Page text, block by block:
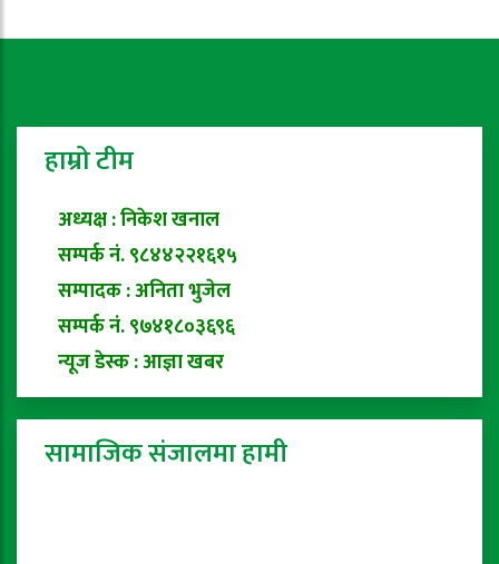
हाम्रो टीम
अध्यक्ष : निकेश खनाल
सम्पर्क नं. ९८४४२२१६१५
सम्पादक : अनिता भुजेल
सम्पर्क नं. ९७४१८०३६९६
न्यूज डेस्क : आज्ञा खबर
सामाजिक संजालमा हामी